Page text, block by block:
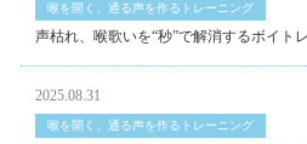
喉を開く、通る声を作るトレーニング
声枯れ、喉歌いを“秒”で解消するボイト
2025.08.31
喉を開く、通る声を作るトレーニング